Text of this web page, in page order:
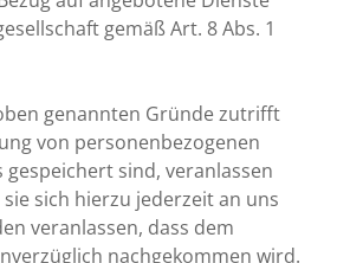
gemäß Art. 8 Abs. 1
genannten Gründe zutrifft
von personenbezogenen
gespeichert sind, veranlassen
sich hierzu jederzeit an uns
veranlassen, dass dem
nachgekommen wird.